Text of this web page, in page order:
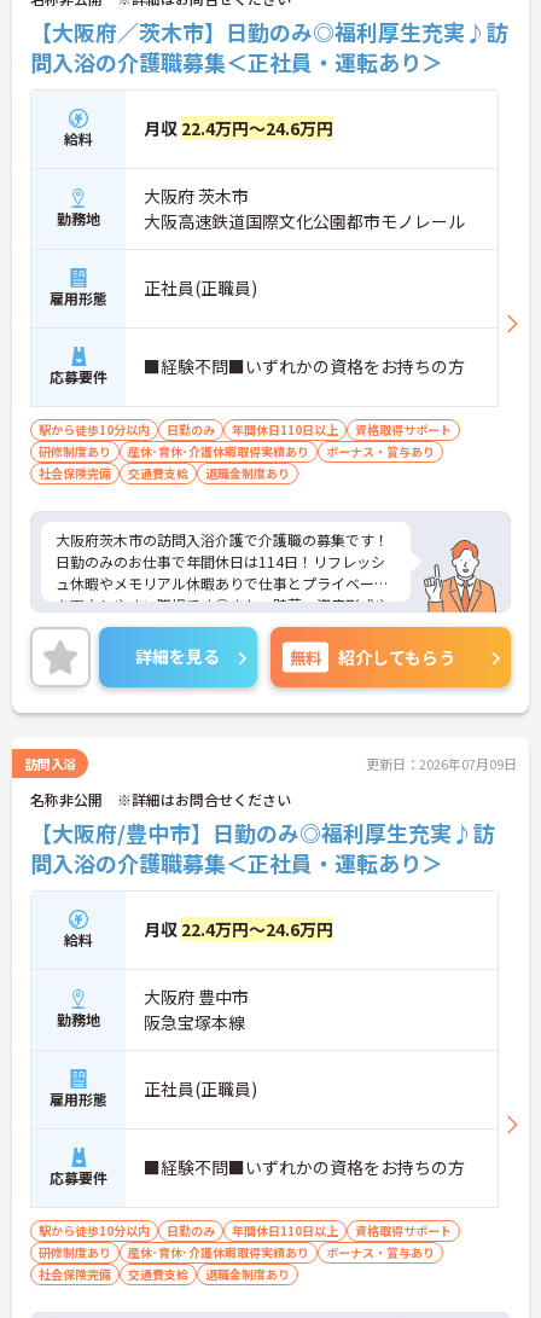
【大阪府／茨木市】日勤のみ◎福利厚生充実♪訪
問入浴の介護職募集＜正社員・運転あり＞
給料 月収 22.4万円～24.6万円
勤務地
大阪府 茨木市
大阪高速鉄道国際文化公園都市モノレール
雇用形態 正社員(正職員)
応募要件 ■経験不問■いずれかの資格をお持ちの方
駅から徒歩10分以内 日勤のみ 年間休日110日以上
資格取得サポート
研修制度あり
産休･育休･介護休暇取得実績あり
ボーナス・賞与あり
社会保険完備
交通費支給 退職金制度あり
大阪府茨木市の訪問入浴介護で介護職の募集です！
日勤のみのお仕事で年間休日は114日！リフレッシ
ュ休暇やメモリアル休暇ありで仕事とプライベート
を両立しやすい職場です◎また、貯蓄・資産形成や
暮らしに関する福利厚生が充実！安心して長く働き
やすい環境が整っています♪各種研修制度や資格取
得支援制度はもちろん、年1回のキャリアチャレン
ジ制度もあり、働きながらスキルアップを目指せる
職場です！ご興味のある方は面接ポイントをお伝え
詳細を見る 無料 紹介してもらう
訪問入浴 更新日：2026年07月09日
名称非公開 ※詳細はお問合せください
【大阪府/豊中市】日勤のみ◎福利厚生充実♪訪
問入浴の介護職募集＜正社員・運転あり＞
給料 月収 22.4万円～24.6万円
勤務地
大阪府 豊中市
阪急宝塚本線
雇用形態 正社員(正職員)
応募要件 ■経験不問■いずれかの資格をお持ちの方
駅から徒歩10分以内 日勤のみ 年間休日110日以上
資格取得サポート
研修制度あり
産休･育休･介護休暇取得実績あり
ボーナス・賞与あり
社会保険完備
交通費支給 退職金制度あり